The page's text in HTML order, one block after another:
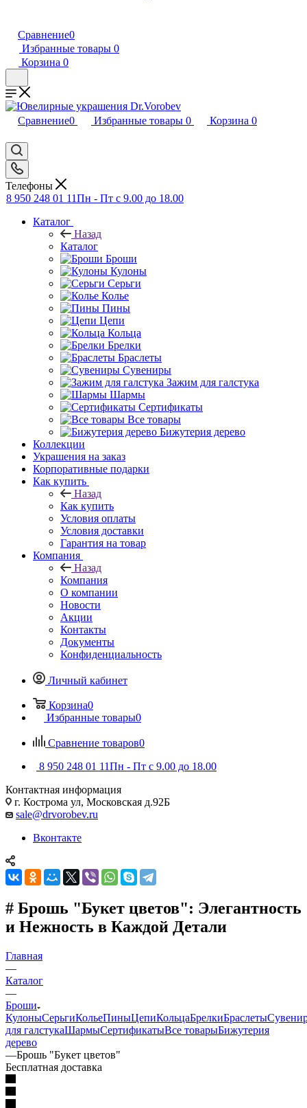
Сравнение0
Избранные товары 0
Корзина 0
Сравнение0 Избранные товары 0 Корзина 0
Телефоны
8 950 248 01 11Пн - Пт с 9.00 до 18.00
Каталог
Назад
Каталог
Броши
Кулоны
Серьги
Колье
Пины
Цепи
Кольца
Брелки
Браслеты
Сувениры
Зажим для галстука
Шармы
Сертификаты
Все товары
Бижутерия дерево
Коллекции
Украшения на заказ
Корпоративные подарки
Как купить
Назад
Как купить
Условия оплаты
Условия доставки
Гарантия на товар
Компания
Назад
Компания
О компании
Новости
Акции
Контакты
Документы
Конфиденциальность
Личный кабинет
Корзина0
Избранные товары0
Сравнение товаров0
8 950 248 01 11Пн - Пт с 9.00 до 18.00
Контактная информация
г. Кострома ул, Московская д.92Б
sale@drvorobev.ru
Вконтакте
# Брошь "Букет цветов": Элегантность
и Нежность в Каждой Детали
Главная
—
Каталог
—
Броши
КулоныСерьгиКольеПиныЦепиКольцаБрелкиБраслеты
для галстукаШармыСертификатыВсе товарыБижутерия
дерево
—Брошь "Букет цветов"
Бесплатная доставка